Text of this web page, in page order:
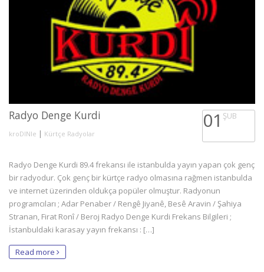
Radyo Denge Kurdi
kroDINle | Kürtçe Radyolar
01 ŞUB
Radyo Denge Kurdi 89.4 frekansı ile istanbulda yayın yapan çok genç
bir radyodur. Çok genç bir kürtçe radyo olmasına rağmen istanbulda
ve internet üzerinden oldukça popüler olmuştur. Radyonun
programcıları ; Adar Penaber / Rengê Jiyanê, Besê Aravin / Şahiya
Stranan, Firat Ronî / Beroj Radyo Denge Kurdi Frekans Bilgileri ;
İstanbuldaki karasay yayın frekansı : […]
Read more